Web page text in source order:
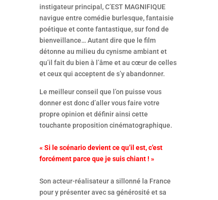
instigateur principal, C’EST MAGNIFIQUE
navigue entre comédie burlesque, fantaisie
poétique et conte fantastique, sur fond de
bienveillance… Autant dire que le film
détonne au milieu du cynisme ambiant et
qu’il fait du bien à l’âme et au cœur de celles
et ceux qui acceptent de s’y abandonner.
Le meilleur conseil que l’on puisse vous
donner est donc d’aller vous faire votre
propre opinion et définir ainsi cette
touchante proposition cinématographique.
« Si le scénario devient ce qu’il est, c’est
forcément parce que je suis chiant ! »
Son acteur-réalisateur a sillonné la France
pour y présenter avec sa générosité et sa